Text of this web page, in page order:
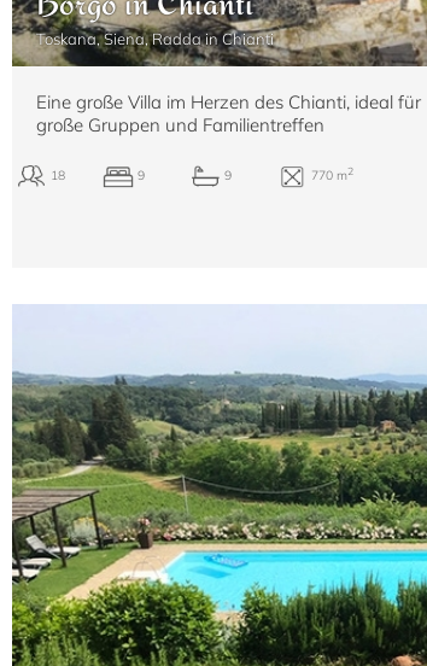
Toskana, Siena, Radda in Chianti
Eine große Villa im Herzen des Chianti, ideal für
große Gruppen und Familientreffen